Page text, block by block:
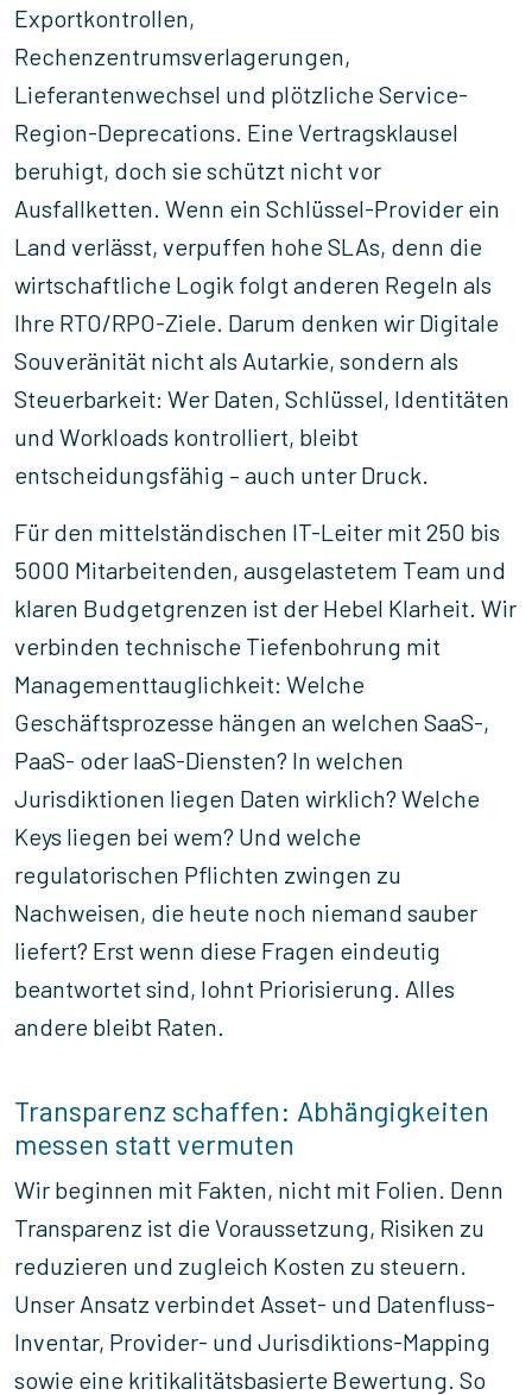
Exportkontrollen,
Rechenzentrumsverlagerungen,
Lieferantenwechsel und plötzliche Service-
Region-Deprecations. Eine Vertragsklausel
beruhigt, doch sie schützt nicht vor
Ausfallketten. Wenn ein Schlüssel-Provider ein
Land verlässt, verpuffen hohe SLAs, denn die
wirtschaftliche Logik folgt anderen Regeln als
Ihre RTO/RPO-Ziele. Darum denken wir Digitale
Souveränität nicht als Autarkie, sondern als
Steuerbarkeit: Wer Daten, Schlüssel, Identitäten
und Workloads kontrolliert, bleibt
entscheidungsfähig – auch unter Druck.
Für den mittelständischen IT-Leiter mit 250 bis
5000 Mitarbeitenden, ausgelastetem Team und
klaren Budgetgrenzen ist der Hebel Klarheit. Wir
verbinden technische Tiefenbohrung mit
Managementtauglichkeit: Welche
Geschäftsprozesse hängen an welchen SaaS-,
PaaS- oder IaaS-Diensten? In welchen
Jurisdiktionen liegen Daten wirklich? Welche
Keys liegen bei wem? Und welche
regulatorischen Pflichten zwingen zu
Nachweisen, die heute noch niemand sauber
liefert? Erst wenn diese Fragen eindeutig
beantwortet sind, lohnt Priorisierung. Alles
andere bleibt Raten.
Transparenz schaffen: Abhängigkeiten
messen statt vermuten
Wir beginnen mit Fakten, nicht mit Folien. Denn
Transparenz ist die Voraussetzung, Risiken zu
reduzieren und zugleich Kosten zu steuern.
Unser Ansatz verbindet Asset- und Datenfluss-
Inventar, Provider- und Jurisdiktions-Mapping
sowie eine kritikalitätsbasierte Bewertung. So